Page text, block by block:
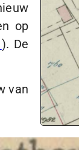
op
). De
van